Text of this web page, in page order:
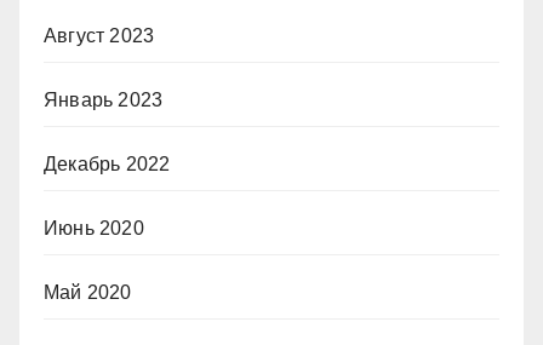
Август 2023
Январь 2023
Декабрь 2022
Июнь 2020
Май 2020